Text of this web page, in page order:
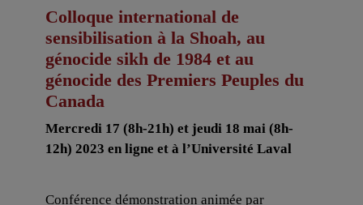
Colloque international de
sensibilisation à la Shoah, au
génocide sikh de 1984 et au
génocide des Premiers Peuples du
Canada
Mercredi 17 (8h-21h) et jeudi 18 mai (8h-
12h) 2023 en ligne et à l’Université Laval
Conférence démonstration animée par